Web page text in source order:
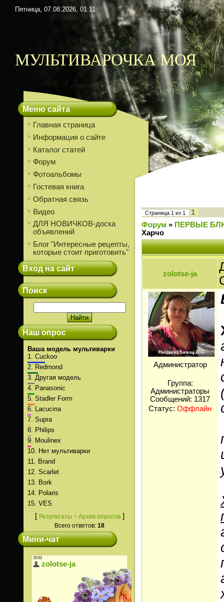
Пятница, 07.08.2026, 01:11
МУЛЬТИВАРОЧКА МОЯ
Меню сайта
Главная страница
Информация о сайте
Каталог статей
Форум
Фотоальбомы
Гостевая книга
Обратная связь
Видео
ДЛЯ НОВИЧКОВ-доска
объявлений
Блог "Интересные рецепты,
которые стоит приготовить"
Вход на сайт
Поиск
Наш опрос
Ваша модель мультиварки
1. Cuckoo
2.
Redmond
3. Другая модель
4.
Panasonic
5. Stadler Form
6.
Lacucina
7. Supra
8.
Philips
9.
Moulinex
10.
Нет мультиварки
11.
Brand
12. Scarlet
13.
Bork
14.
Polaris
15. VES
[ Результаты · Архив опросов]
Всего ответов: 18
Мини-чат
Страница 1 из 1
1
Форум » ПЕРВЫЕ
Харчо
zolotse-ja
Администратор
Группа:
Администраторы
Сообщений: 1317
Статус: Оффлайн